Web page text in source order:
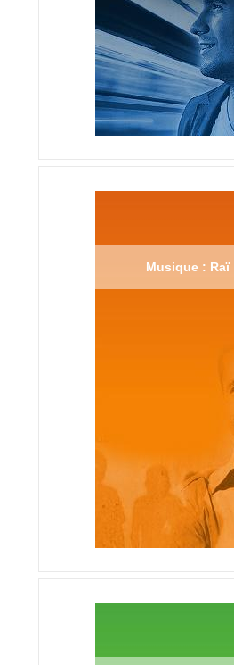
Musique : Raï